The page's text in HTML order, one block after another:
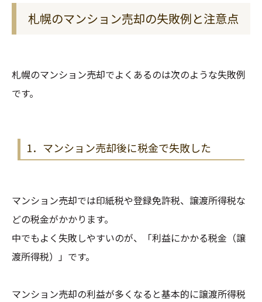
札幌のマンション売却の失敗例と注意点
札幌のマンション売却でよくあるのは次のような失敗例
です。
1．マンション売却後に税金で失敗した
マンション売却では印紙税や登録免許税、譲渡所得税な
どの税金がかかります。
中でもよく失敗しやすいのが、「利益にかかる税金（譲
渡所得税）」です。
マンション売却の利益が多くなると基本的に譲渡所得税